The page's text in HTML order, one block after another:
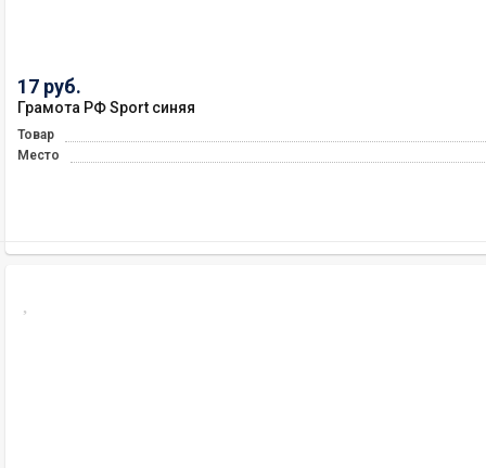
17 руб.
Грамота РФ Sport синяя
Товар
Место